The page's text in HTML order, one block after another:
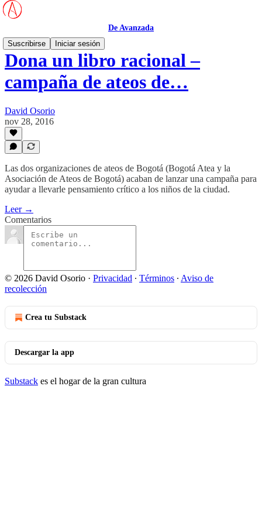
De Avanzada
Suscribirse
Iniciar sesión
Dona un libro racional –
campaña de ateos de…
David Osorio
nov 28, 2016
Las dos organizaciones de ateos de Bogotá (Bogotá Atea y la
Asociación de Ateos de Bogotá) acaban de lanzar una campaña para
ayudar a llevarle pensamiento crítico a los niños de la ciudad.
Leer →
Comentarios
© 2026 David Osorio · Privacidad ∙ Términos ∙ Aviso de
recolección
Crea tu Substack
Descargar la app
Substack es el hogar de la gran cultura